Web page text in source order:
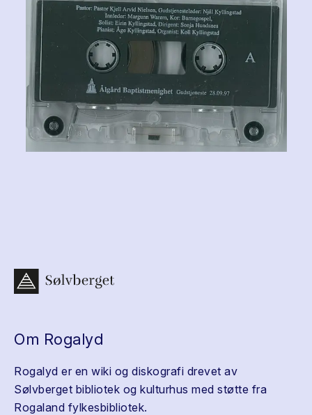
Om Rogalyd
Rogalyd er en wiki og diskografi drevet av
Sølvberget bibliotek og kulturhus med støtte fra
Rogaland fylkesbibliotek.